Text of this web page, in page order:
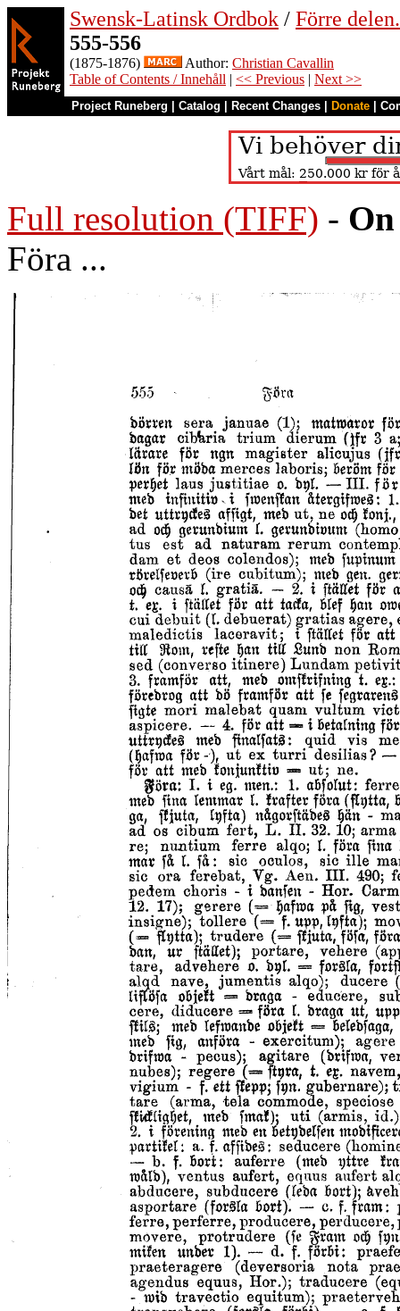
Swensk-Latinsk Ordbok / Förre
555-556
(1875-1876) Author: Christian Cavallin
Table of Contents / Innehåll | << Previous | Next >>
Project Runeberg Catalog Recent Changes Donate
Full resolution (TIFF) -
Föra ...